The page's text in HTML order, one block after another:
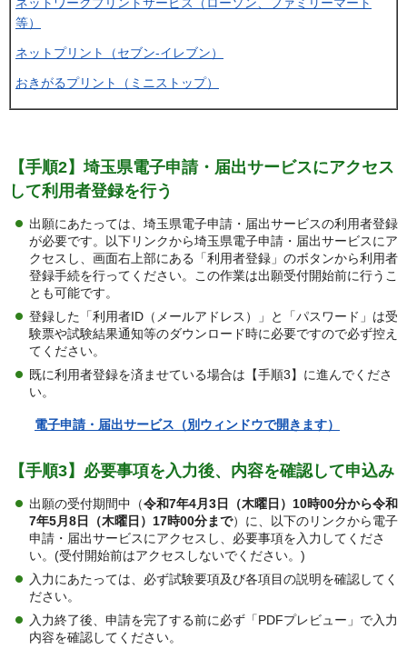
等）
ネットプリント（セブン-イレブン）
おきがるプリント（ミニストップ）
【手順2】埼玉県電子申請・届出サービスにアクセス
して利用者登録を行う
出願にあたっては、埼玉県電子申請・届出サービスの利用者登録
が必要です。以下リンクから埼玉県電子申請・届出サービスにア
クセスし、画面右上部にある「利用者登録」のボタンから利用者
登録手続を行ってください。この作業は出願受付開始前に行うこ
とも可能です。
登録した「利用者ID（メールアドレス）」と「パスワード」は受
験票や試験結果通知等のダウンロード時に必要ですので必ず控え
てください。
既に利用者登録を済ませている場合は【手順3】に進んでくださ
い。
電子申請・届出サービス（別ウィンドウで開きます）
【手順3】必要事項を入力後、内容を確認して申込み
出願の受付期間中（令和7年4月3日（木曜日）10時00分から令和
7年5月8日（木曜日）17時00分まで）に、以下のリンクから電子
申請・届出サービスにアクセスし、必要事項を入力してくださ
い。(受付開始前はアクセスしないでください。)
入力にあたっては、必ず試験要項及び各項目の説明を確認してく
ださい。
入力終了後、申請を完了する前に必ず「PDFプレビュー」で入力
内容を確認してください。